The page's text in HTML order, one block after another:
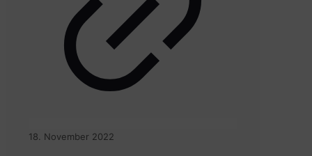
18. November 2022